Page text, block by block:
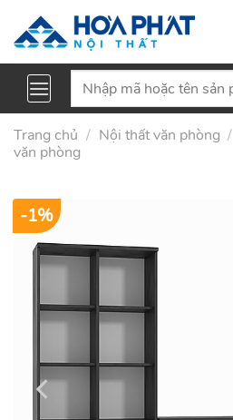
Tìm
Trang chủ / Nội thất văn phòng /
văn phòng
-1%